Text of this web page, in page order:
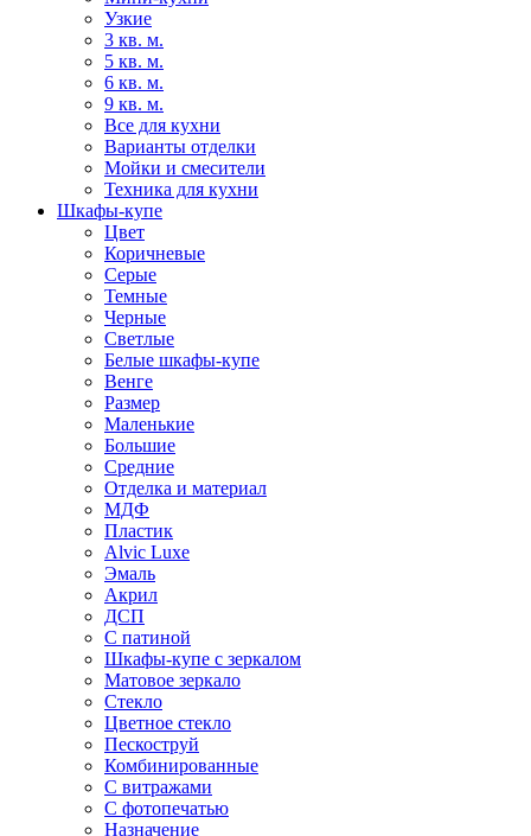
Узкие
3 кв. м.
5 кв. м.
6 кв. м.
9 кв. м.
Все для кухни
Варианты отделки
Мойки и смесители
Техника для кухни
Шкафы-купе
Цвет
Коричневые
Серые
Темные
Черные
Светлые
Белые шкафы-купе
Венге
Размер
Маленькие
Большие
Средние
Отделка и материал
МДФ
Пластик
Alvic Luxe
Эмаль
Акрил
ДСП
С патиной
Шкафы-купе с зеркалом
Матовое зеркало
Стекло
Цветное стекло
Пескоструй
Комбинированные
С витражами
С фотопечатью
Назначение